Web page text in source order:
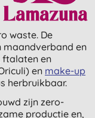
waste. De
en
ftalaten en
en make-up
herbruikbaar.
zijn zero-
productie en,